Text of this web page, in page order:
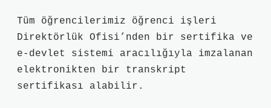
Tüm öğrencilerimiz öğrenci işleri
Direktörlük Ofisi’nden bir sertifika ve
e-devlet sistemi aracılığıyla imzalanan
elektronikten bir transkript
sertifikası alabilir.